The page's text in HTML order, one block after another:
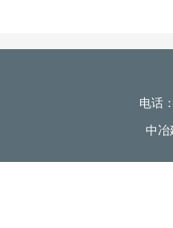
电话
中冶